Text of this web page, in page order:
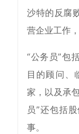
沙特的反腐
营企业工作
“公务员”包
目的顾问、
家，以及承
员”还包括
事。